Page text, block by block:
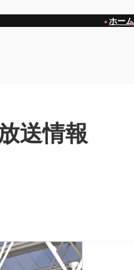
ホーム
送情報